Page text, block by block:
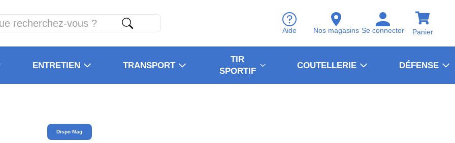
Aide Nos magasins Se connecter Panier
ENTRETIEN TRANSPORT
TIR
SPORTIF
COUTELLERIE DÉFENSE
Dispo Mag